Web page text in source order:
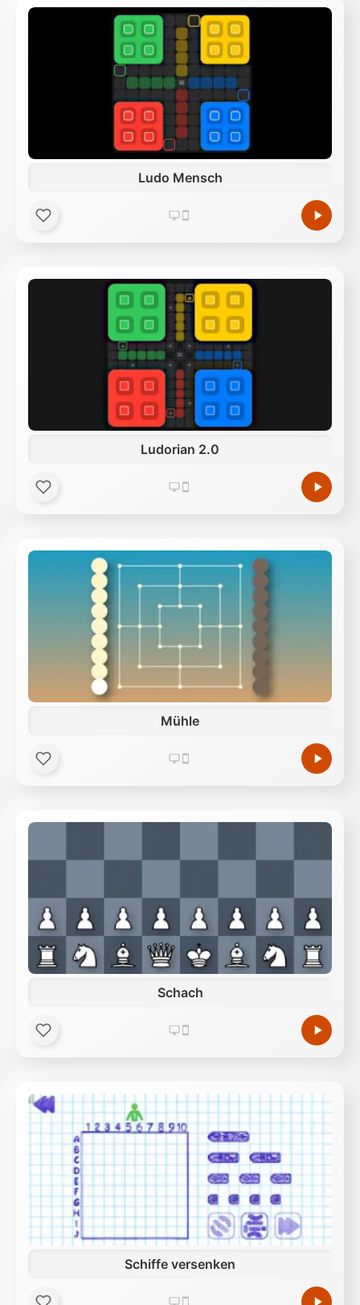
Ludo Mensch
Ludorian 2.0
Mühle
Schach
Schiffe versenken